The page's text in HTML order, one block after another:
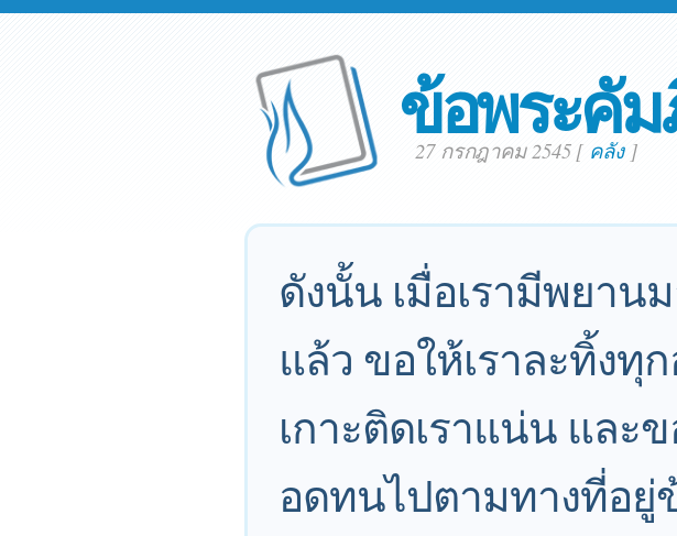
ข้อพระคั
27 กรกฎาคม 2545 [ คลัง]
ดังนั้น เมื่อเรามีพยาน
แล้ว ขอให้เราละทิ้งทุ
เกาะติดเราแน่น และ
อดทนไปตามทางที่อยู่